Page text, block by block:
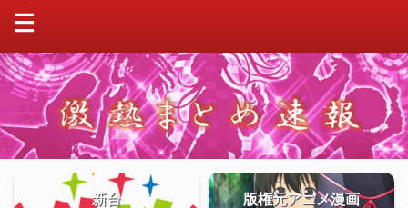
新台 版権元アニメ漫画